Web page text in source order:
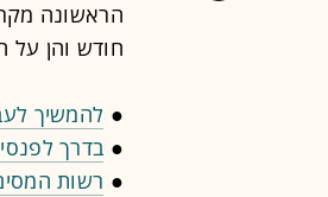
הראשונה
חודש והן על
● להמשיך
● בדרך
● רשות